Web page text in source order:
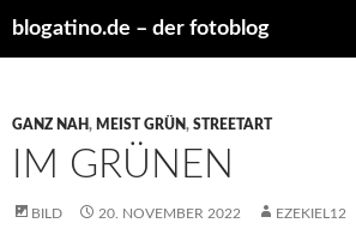
blogatino.de – der fotoblog
GANZ NAH, MEIST GRÜN, STREETART
IM GRÜNEN
BILD 20. NOVEMBER 2022 EZEKIEL12